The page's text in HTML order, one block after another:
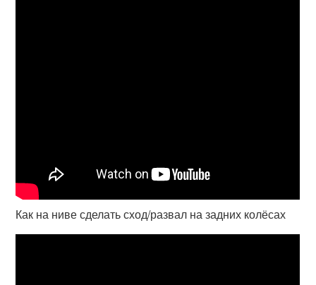
Как на ниве сделать сход/развал на задних колёсах